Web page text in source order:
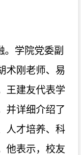
。学院党委副
术刚老师、易
王建友代表学
并详细介绍了
人才培养、科
他表示，校友